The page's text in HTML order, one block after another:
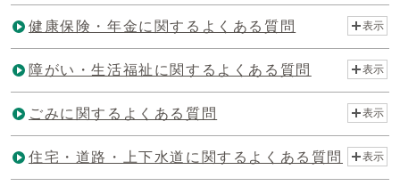
健康保険・年金に関するよくある質問 表示
障がい・生活福祉に関するよくある質問 表示
ごみに関するよくある質問 表示
住宅・道路・上下水道に関するよくある質問 表示